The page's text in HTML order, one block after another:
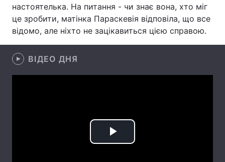
Економіка Світ
Спорт Наука
Техно і зв'язок
Зброя Інциденти
Погода
Регіони
настоятелька. На питання - чи знає вона, хто міг
це зробити, матінка Параскевія відповіла, що все
відомо, але ніхто не зацікавиться цією справою.
ВІДЕО ДНЯ
Play